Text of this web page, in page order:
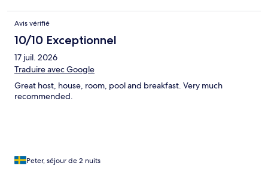
Avis vérifié
10/10 Exceptionnel
17 juil. 2026
Traduire avec Google
Great host, house, room, pool and breakfast. Very much
recommended.
Peter, séjour de 2 nuits